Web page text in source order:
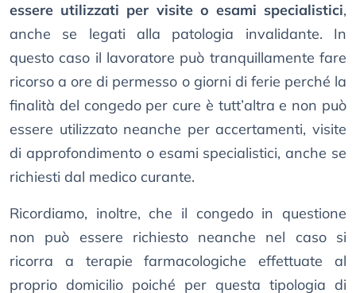
essere utilizzati per visite o esami specialistici,
anche se legati alla patologia invalidante. In
questo caso il lavoratore può tranquillamente fare
ricorso a ore di permesso o giorni di ferie perché la
finalità del congedo per cure è tutt’altra e non può
essere utilizzato neanche per accertamenti, visite
di approfondimento o esami specialistici, anche se
richiesti dal medico curante.
Ricordiamo, inoltre, che il congedo in questione
non può essere richiesto neanche nel caso si
ricorra a terapie farmacologiche effettuate al
proprio domicilio poiché per questa tipologia di